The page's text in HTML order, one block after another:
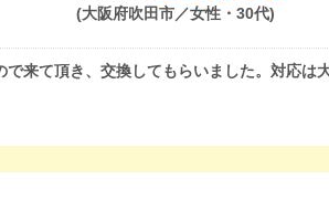
(大阪府吹田市／女性・30代)
来て頂き、交換してもらいました。対応は